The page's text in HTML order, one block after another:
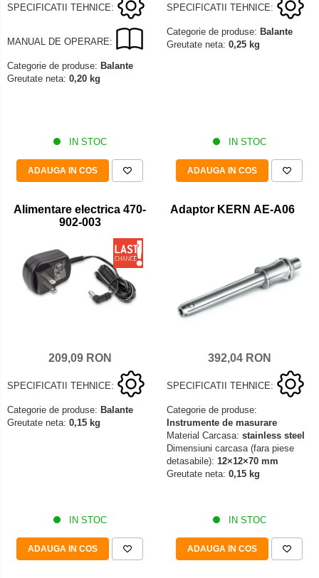
SPECIFICATII TEHNICE:
MANUAL DE OPERARE:
Categorie de produse: Balante
Greutate neta: 0,20 kg
IN STOC
ADAUGA IN COS
SPECIFICATII TEHNICE:
Categorie de produse: Balante
Greutate neta: 0,25 kg
IN STOC
ADAUGA IN COS
Alimentare electrica 470-
902-003
209,09 RON
SPECIFICATII TEHNICE:
Categorie de produse: Balante
Greutate neta: 0,15 kg
IN STOC
ADAUGA IN COS
Adaptor KERN AE-A06
392,04 RON
SPECIFICATII TEHNICE:
Categorie de produse:
Instrumente de masurare
Material Carcasa: stainless steel
Dimensiuni carcasa (fara piese
detasabile): 12×12×70 mm
Greutate neta: 0,15 kg
IN STOC
ADAUGA IN COS